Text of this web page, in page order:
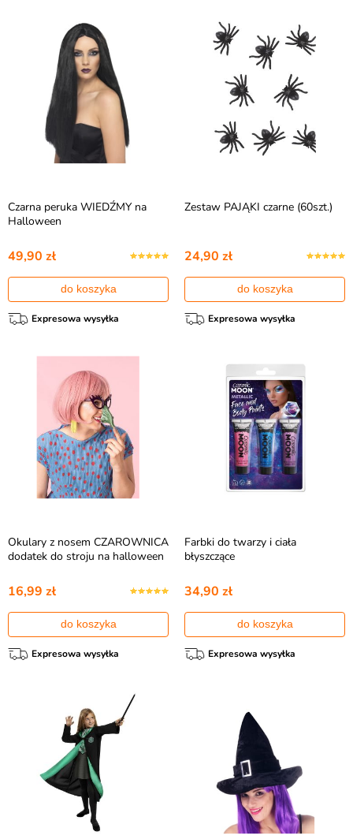
Czarna peruka WIEDŹMY na
Halloween
49,90 zł
do koszyka
Expresowa wysyłka
Zestaw PAJĄKI czarne (60szt.)
24,90 zł
do koszyka
Expresowa wysyłka
Okulary z nosem CZAROWNICA
dodatek do stroju na halloween
16,99 zł
do koszyka
Expresowa wysyłka
Farbki do twarzy i ciała
błyszczące
34,90 zł
do koszyka
Expresowa wysyłka